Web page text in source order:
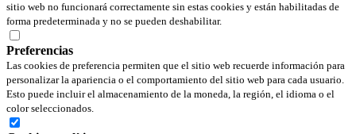
sitio web no funcionará correctamente sin estas cookies y están habilitadas de
forma predeterminada y no se pueden deshabilitar.
Preferencias
Las cookies de preferencia permiten que el sitio web recuerde información para
personalizar la apariencia o el comportamiento del sitio web para cada usuario.
Esto puede incluir el almacenamiento de la moneda, la región, el idioma o el
color seleccionados.